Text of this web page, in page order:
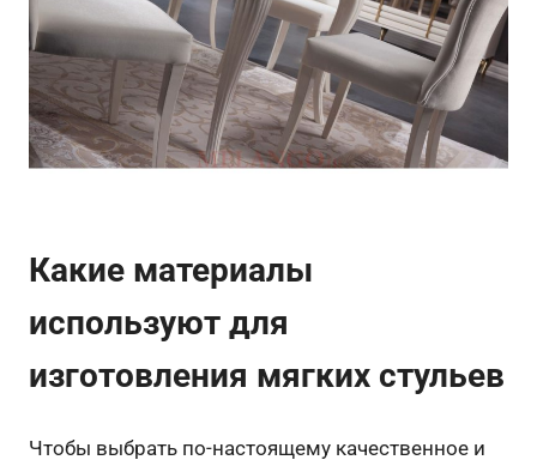
Какие материалы
используют для
изготовления мягких стульев
Чтобы выбрать по-настоящему качественное и